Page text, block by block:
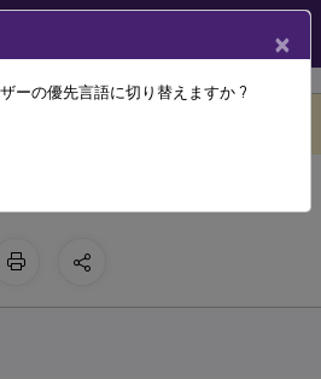
×
ーの優先言語に切り替えますか ?